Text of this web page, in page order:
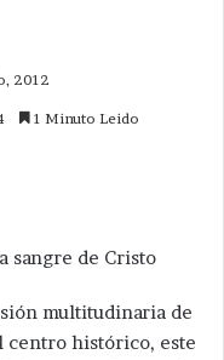
2012
1 Minuto Leido
sangre de Cristo
multitudinaria de
centro histórico, este